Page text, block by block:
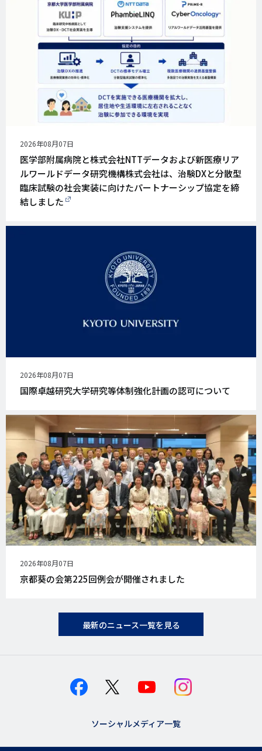
公
開
日
2026年08月07日
医学部附属病院と株式会社NTTデータおよび新医療リア
ルワールドデータ研究機構株式会社は、治験DXと分散型
臨床試験の社会実装に向けたパートナーシップ協定を締
結しました
公
開
日
2026年08月07日
国際卓越研究大学研究等体制強化計画の認可について
公
開
日
2026年08月07日
京都葵の会第225回例会が開催されました
最新のニュース一覧を見る
ソーシャルメディア一覧